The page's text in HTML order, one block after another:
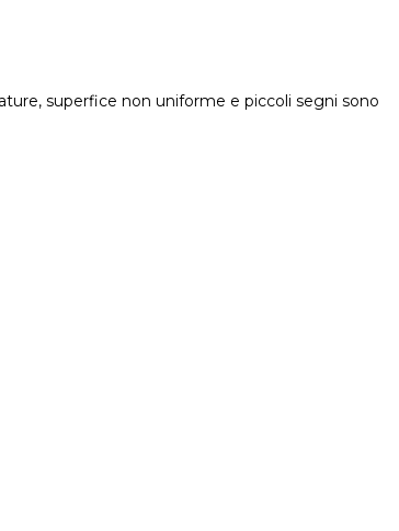
superfice non uniforme e piccoli segni sono